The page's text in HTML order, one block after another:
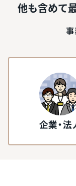
他も含めて
事
企業・法